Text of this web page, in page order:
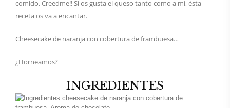
comido. Creedme!! Si os gusta el queso tanto como a mí, ésta
receta os va a encantar.
Cheesecake de naranja con cobertura de frambuesa…
¿Horneamos?
INGREDIENTES